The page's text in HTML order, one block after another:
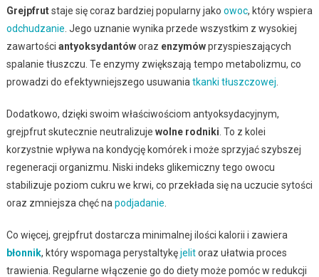
Grejpfrutstaje się coraz bardziej popularny jako owoc, który wspiera
odchudzanie . Jego uznanie wynika przede wszystkim z wysokiej
zawartości antyoksydantóworaz enzymówprzyspieszających
spalanie tłuszczu. Te enzymy zwiększają tempo metabolizmu, co
prowadzi do efektywniejszego usuwania tkanki tłuszczowej
Dodatkowo, dzięki swoim właściwościom antyoksydacyjnym,
grejpfrut skutecznie neutralizuje wolne rodniki . To z kolei
korzystnie wpływa na kondycję komórek i może sprzyjać szybszej
regeneracji organizmu. Niski indeks glikemiczny tego owocu
stabilizuje poziom cukru we krwi, co przekłada się na uczucie sytości
oraz zmniejsza chęć na podjadanie
Co więcej, grejpfrut dostarcza minimalnej ilości kalorii i zawiera
błonnik, który wspomaga perystaltykęjelitoraz ułatwia proces
trawienia. Regularne włączenie go do diety może pomóc w redukcji